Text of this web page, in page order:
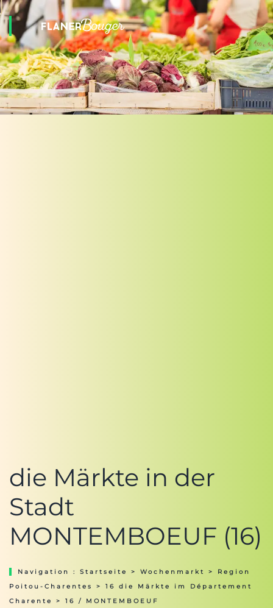
die Märkte in der
Stadt
MONTEMBOEUF (16)
Navigation : Startseite > Wochenmarkt > Region
Poitou-Charentes
> 16 die Märkte im Département
Charente
> 16 / MONTEMBOEUF